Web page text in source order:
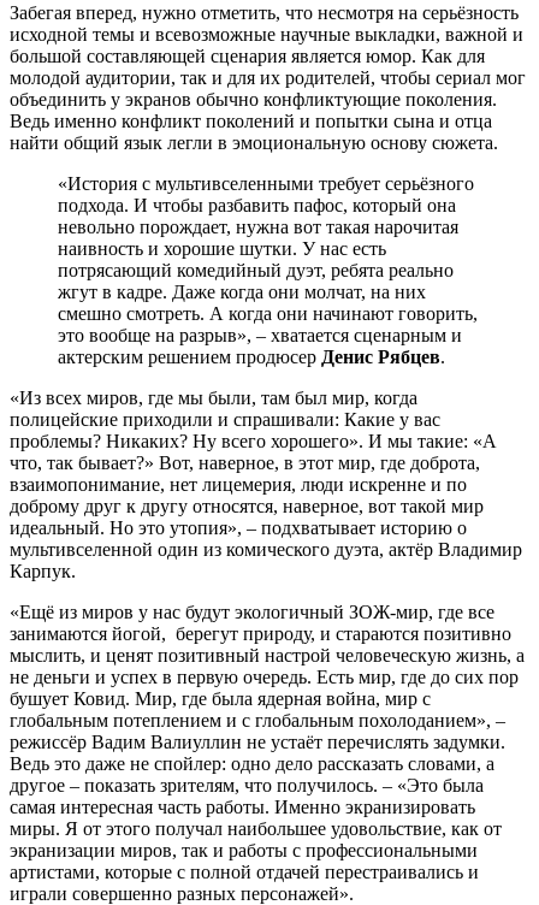
Забегая вперед, нужно отметить, что несмотря на серьёзность
исходной темы и всевозможные научные выкладки, важной и
большой составляющей сценария является юмор. Как для
молодой аудитории, так и для их родителей, чтобы сериал мог
объединить у экранов обычно конфликтующие поколения.
Ведь именно конфликт поколений и попытки сына и отца
найти общий язык легли в эмоциональную основу сюжета.
«История с мультивселенными требует серьёзного
подхода. И чтобы разбавить пафос, который она
невольно порождает, нужна вот такая нарочитая
наивность и хорошие шутки. У нас есть
потрясающий комедийный дуэт, ребята реально
жгут в кадре. Даже когда они молчат, на них
смешно смотреть. А когда они начинают говорить,
это вообще на разрыв», – хватается сценарным и
актерским решением продюсер Денис Рябцев.
«Из всех миров, где мы были, там был мир, когда
полицейские приходили и спрашивали: Какие у вас
проблемы? Никаких? Ну всего хорошего». И мы такие: «А
что, так бывает?» Вот, наверное, в этот мир, где доброта,
взаимопонимание, нет лицемерия, люди искренне и по
доброму друг к другу относятся, наверное, вот такой мир
идеальный. Но это утопия», – подхватывает историю о
мультивселенной один из комического дуэта, актёр Владимир
Карпук.
«Ещё из миров у нас будут экологичный ЗОЖ-мир, где все
занимаются йогой, берегут природу, и стараются позитивно
мыслить, и ценят позитивный настрой человеческую жизнь, а
не деньги и успех в первую очередь. Есть мир, где до сих пор
бушует Ковид. Мир, где была ядерная война, мир с
глобальным потеплением и с глобальным похолоданием», –
режиссёр Вадим Валиуллин не устаёт перечислять задумки.
Ведь это даже не спойлер: одно дело рассказать словами, а
другое – показать зрителям, что получилось. – «Это была
самая интересная часть работы. Именно экранизировать
миры. Я от этого получал наибольшее удовольствие, как от
экранизации миров, так и работы с профессиональными
артистами, которые с полной отдачей перестраивались и
играли совершенно разных персонажей».